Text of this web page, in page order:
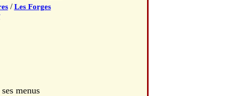
/Les Forges
menus